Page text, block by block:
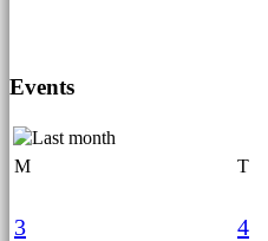
Events
M T
3
4